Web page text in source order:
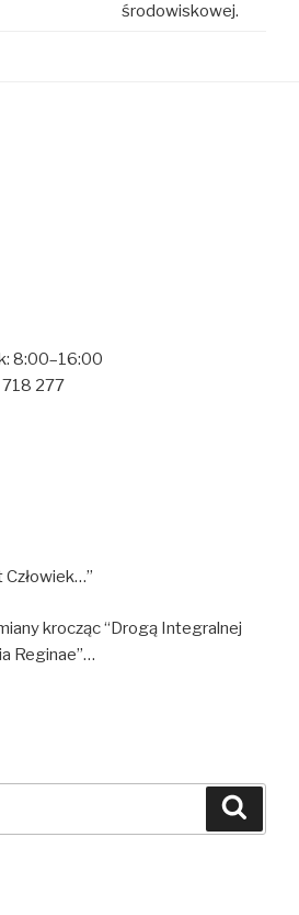
środowiskowej.
8:00–16:00
277
krocząc “Drogą Integralnej
Reginae”…